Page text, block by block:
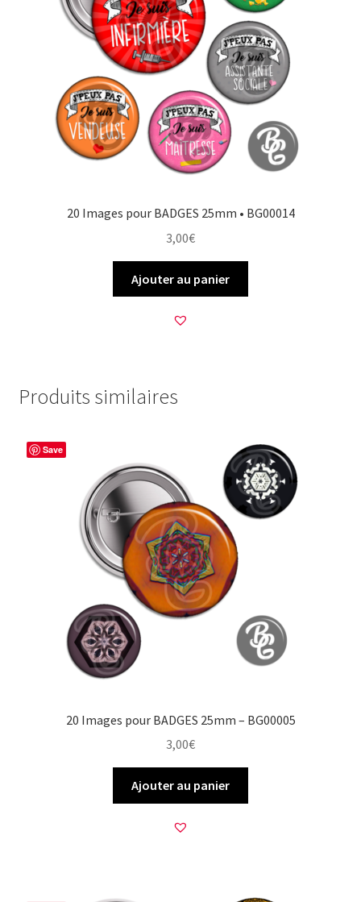
20 Images pour BADGES 25mm • BG00014
3,00€
Ajouter au panier
Produits similaires
Save
20 Images pour BADGES 25mm – BG00005
3,00€
Ajouter au panier